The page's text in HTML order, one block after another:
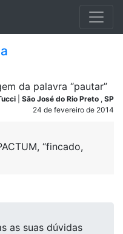
da palavra “pautar”
São José do Rio Preto , SP
24 de fevereiro de 2014
“fincado,
as suas dúvidas